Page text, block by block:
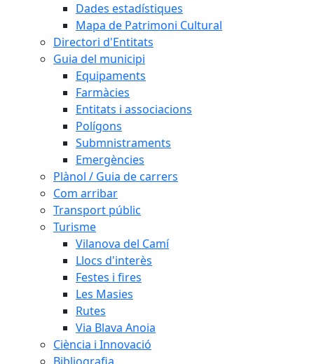
Dades estadístiques
Mapa de Patrimoni Cultural
Directori d'Entitats
Guia del municipi
Equipaments
Farmàcies
Entitats i associacions
Polígons
Submnistraments
Emergències
Plànol / Guia de carrers
Com arribar
Transport públic
Turisme
Vilanova del Camí
Llocs d'interès
Festes i fires
Les Masies
Rutes
Via Blava Anoia
Ciència i Innovació